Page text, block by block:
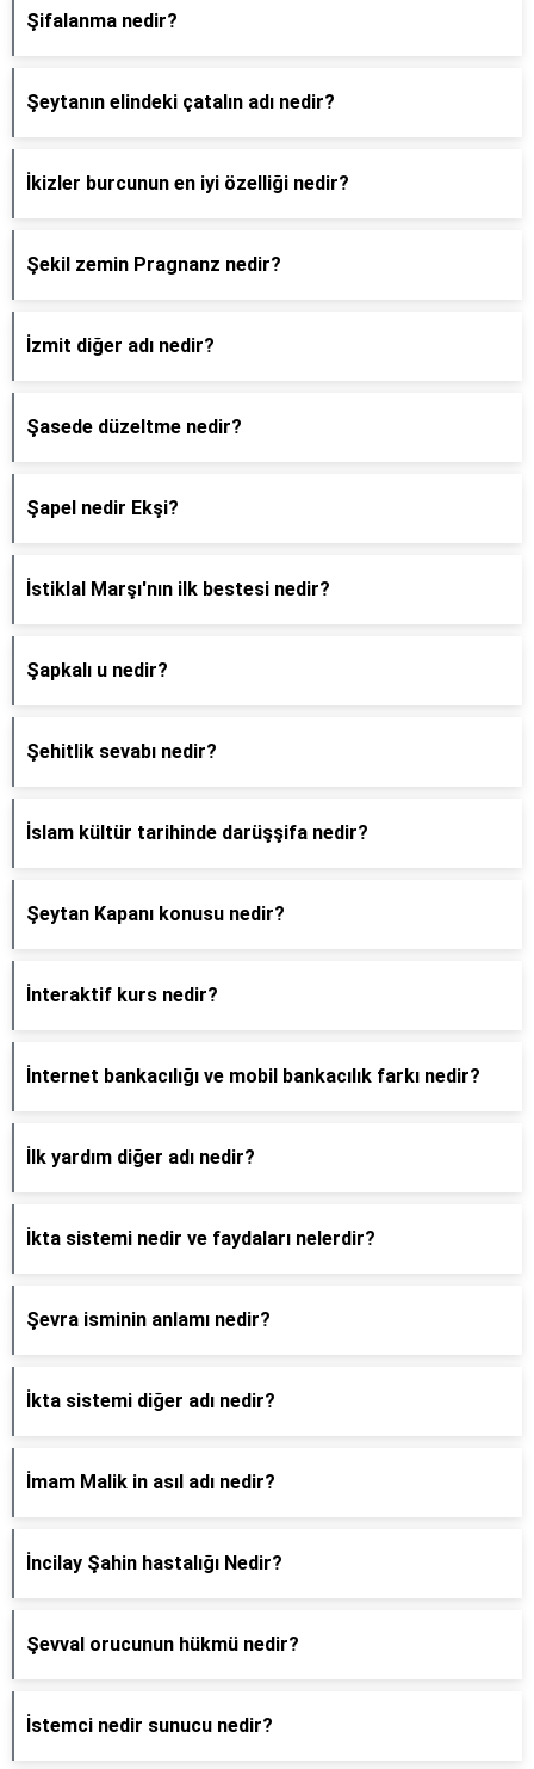
Şifalanma nedir?
Şeytanın elindeki çatalın adı nedir?
İkizler burcunun en iyi özelliği nedir?
Şekil zemin Pragnanz nedir?
İzmit diğer adı nedir?
Şasede düzeltme nedir?
Şapel nedir Ekşi?
İstiklal Marşı'nın ilk bestesi nedir?
Şapkalı u nedir?
Şehitlik sevabı nedir?
İslam kültür tarihinde darüşşifa nedir?
Şeytan Kapanı konusu nedir?
İnteraktif kurs nedir?
İnternet bankacılığı ve mobil bankacılık farkı nedir?
İlk yardım diğer adı nedir?
İkta sistemi nedir ve faydaları nelerdir?
Şevra isminin anlamı nedir?
İkta sistemi diğer adı nedir?
İmam Malik in asıl adı nedir?
İncilay Şahin hastalığı Nedir?
Şevval orucunun hükmü nedir?
İstemci nedir sunucu nedir?